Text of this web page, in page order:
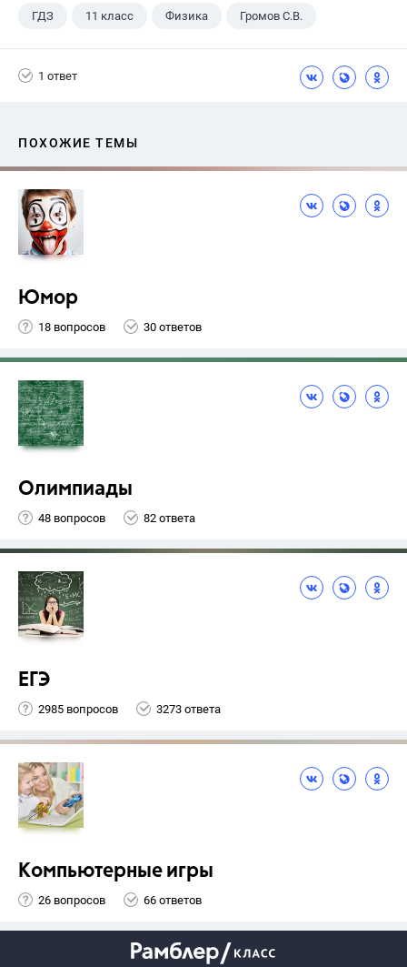
ГДЗ 11 класс Физика Громов С.В.
1 ответ
ПОХОЖИЕ ТЕМЫ
Юмор
18 вопросов 30 ответов
Олимпиады
48 вопросов 82 ответа
ЕГЭ
2985 вопросов 3273 ответа
Компьютерные игры
26 вопросов 66 ответов